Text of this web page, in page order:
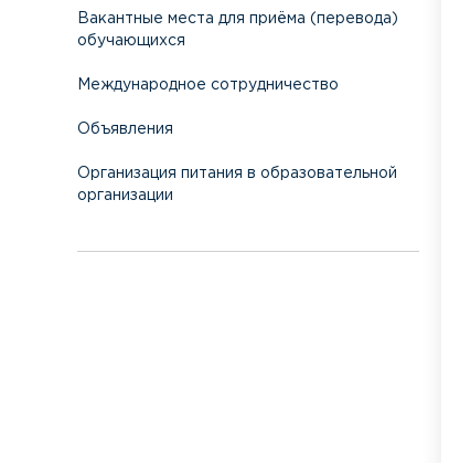
Вакантные места для приёма (перевода)
обучающихся
Международное сотрудничество
Объявления
Организация питания в образовательной
организации